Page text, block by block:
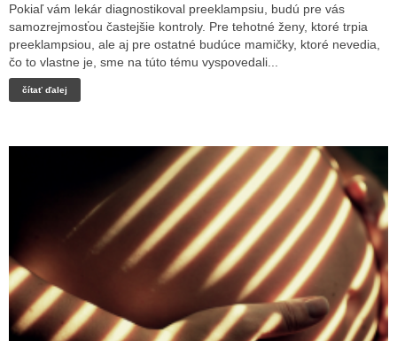
Pokiaľ vám lekár diagnostikoval preeklampsiu, budú pre vás
samozrejmosťou častejšie kontroly. Pre tehotné ženy, ktoré trpia
preeklampsiou, ale aj pre ostatné budúce mamičky, ktoré nevedia,
čo to vlastne je, sme na túto tému vyspovedali...
čítať ďalej